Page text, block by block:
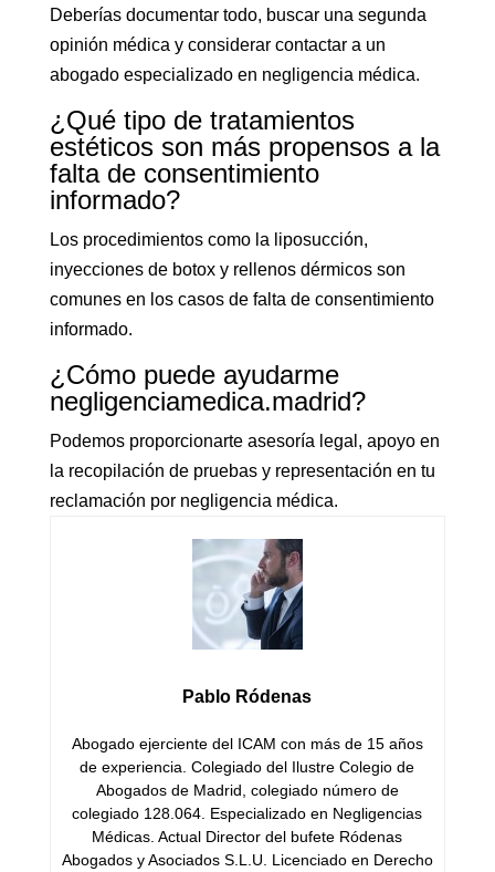
Deberías documentar todo, buscar una segunda
opinión médica y considerar contactar a un
abogado especializado en negligencia médica.
¿Qué tipo de tratamientos
estéticos son más propensos a la
falta de consentimiento
informado?
Los procedimientos como la liposucción,
inyecciones de botox y rellenos dérmicos son
comunes en los casos de falta de consentimiento
informado.
¿Cómo puede ayudarme
negligenciamedica.madrid?
Podemos proporcionarte asesoría legal, apoyo en
la recopilación de pruebas y representación en tu
reclamación por negligencia médica.
Pablo Ródenas
Abogado ejerciente del ICAM con más de 15 años
de experiencia. Colegiado del Ilustre Colegio de
Abogados de Madrid, colegiado número de
colegiado 128.064. Especializado en Negligencias
Médicas. Actual Director del bufete Ródenas
Abogados y Asociados S.L.U. Licenciado en Derecho